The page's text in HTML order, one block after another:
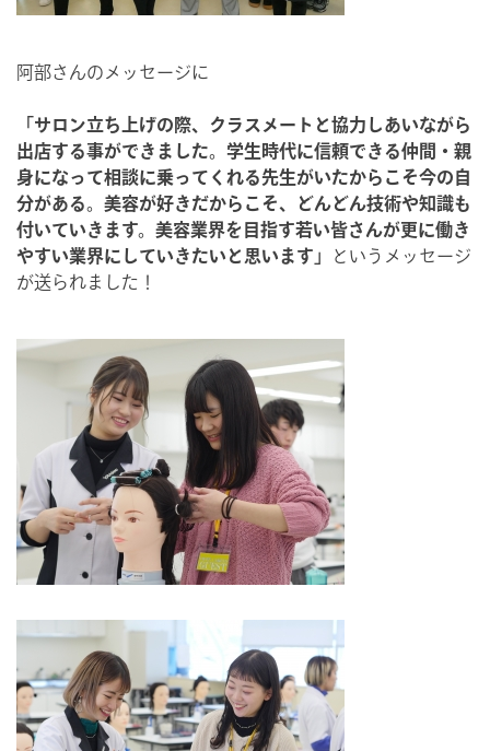
阿部さんのメッセージに
「サロン立ち上げの際、クラスメートと協力しあいながら
出店する事ができました。学生時代に信頼できる仲間・親
身になって相談に乗ってくれる先生がいたからこそ今の自
分がある。美容が好きだからこそ、どんどん技術や知識も
付いていきます。美容業界を目指す若い皆さんが更に働き
やすい業界にしていきたいと思います」
というメッセージ
が送られました！